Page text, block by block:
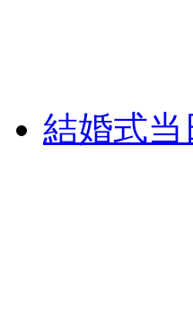
結婚式